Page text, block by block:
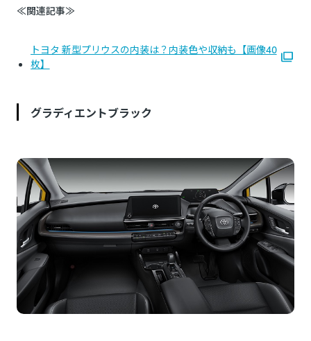
≪関連記事≫
トヨタ 新型プリウスの内装は？内装色や収納も【画像40
枚】
グラディエントブラック